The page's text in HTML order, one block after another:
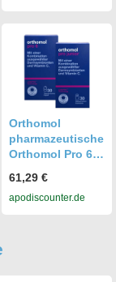
Orthomol
pharmazeutische
Orthomol Pro 6 +
junior 08102408
61,29 €
apodiscounter.de